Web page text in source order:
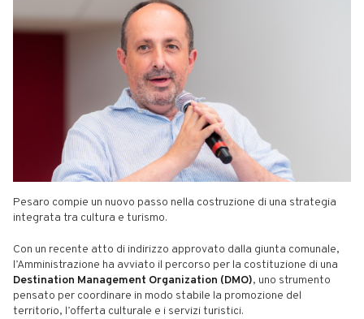
Pesaro compie un nuovo passo nella costruzione di una strategia
integrata tra cultura e turismo.
Con un recente atto di indirizzo approvato dalla giunta comunale,
l’Amministrazione ha avviato il percorso per la costituzione di una
Destination Management Organization (DMO), uno strumento
pensato per coordinare in modo stabile la promozione del
territorio, l’offerta culturale e i servizi turistici.